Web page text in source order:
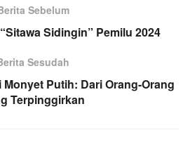
Sebelum
Sidingin” Pemilu 2024
Sesudah
Putih: Dari Orang-Orang
Terpinggirkan